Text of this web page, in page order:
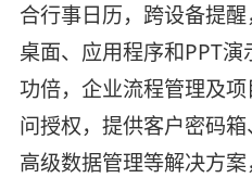
合行事日历，跨设备提
桌面、应用程序和PPT
功倍，企业流程管理及
问授权，提供客户密码
高级数据管理等解决方